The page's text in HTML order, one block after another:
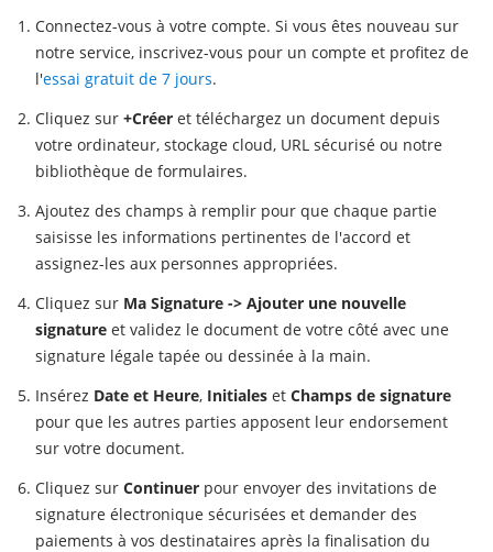
Connectez-vous à votre compte. Si vous êtes nouveau sur
notre service, inscrivez-vous pour un compte et profitez de
l'essai gratuit de 7 jours.
Cliquez sur +Créer et téléchargez un document depuis
votre ordinateur, stockage cloud, URL sécurisé ou notre
bibliothèque de formulaires.
Ajoutez des champs à remplir pour que chaque partie
saisisse les informations pertinentes de l'accord et
assignez-les aux personnes appropriées.
Cliquez sur Ma Signature -> Ajouter une nouvelle
signature et validez le document de votre côté avec une
signature légale tapée ou dessinée à la main.
Insérez Date et Heure, Initiales et Champs de signature
pour que les autres parties apposent leur endorsement
sur votre document.
Cliquez sur Continuer pour envoyer des invitations de
signature électronique sécurisées et demander des
paiements à vos destinataires après la finalisation du